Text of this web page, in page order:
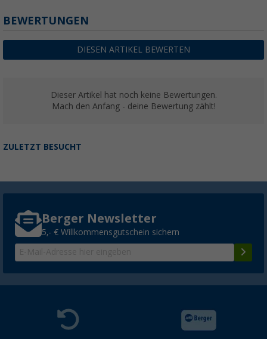
BEWERTUNGEN
DIESEN ARTIKEL BEWERTEN
Dieser Artikel hat noch keine Bewertungen.
Mach den Anfang - deine Bewertung zählt!
ZULETZT BESUCHT
Berger Newsletter
5,- € Willkommensgutschein sichern